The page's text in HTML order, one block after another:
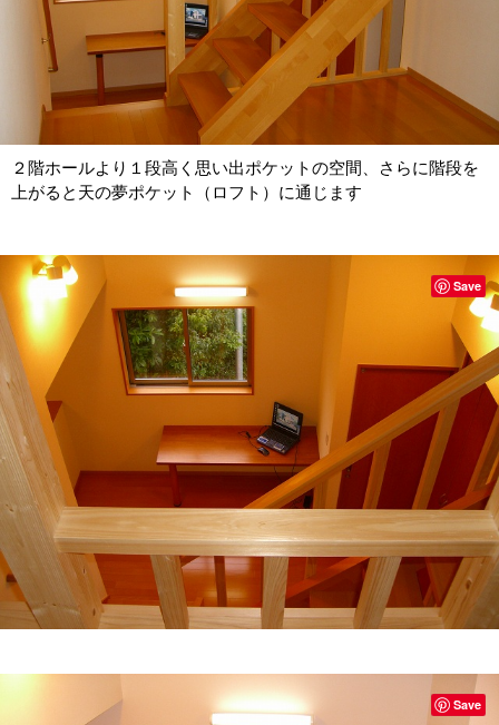
２階ホールより１段高く思い出ポケットの空間、さらに階段を
上がると天の夢ポケット（ロフト）に通じます
Save
Save